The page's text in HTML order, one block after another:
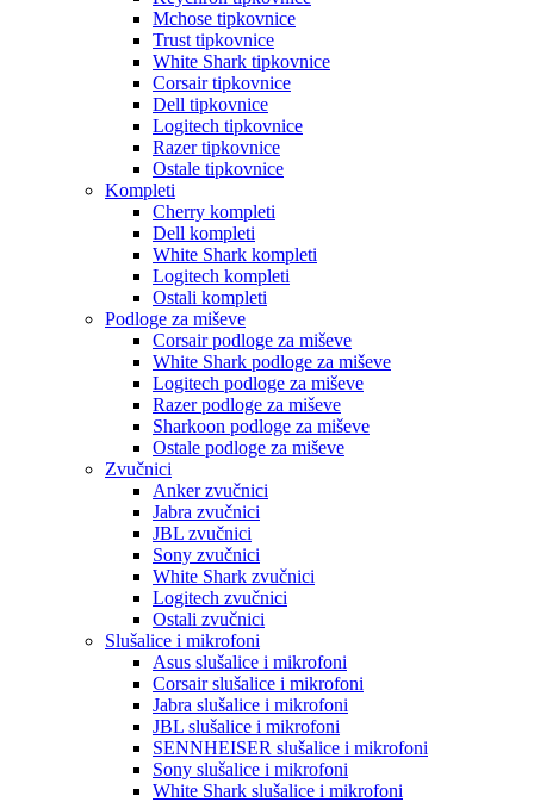
Mchose tipkovnice
Trust tipkovnice
White Shark tipkovnice
Corsair tipkovnice
Dell tipkovnice
Logitech tipkovnice
Razer tipkovnice
Ostale tipkovnice
Kompleti
Cherry kompleti
Dell kompleti
White Shark kompleti
Logitech kompleti
Ostali kompleti
Podloge za miševe
Corsair podloge za miševe
White Shark podloge za miševe
Logitech podloge za miševe
Razer podloge za miševe
Sharkoon podloge za miševe
Ostale podloge za miševe
Zvučnici
Anker zvučnici
Jabra zvučnici
JBL zvučnici
Sony zvučnici
White Shark zvučnici
Logitech zvučnici
Ostali zvučnici
Slušalice i mikrofoni
Asus slušalice i mikrofoni
Corsair slušalice i mikrofoni
Jabra slušalice i mikrofoni
JBL slušalice i mikrofoni
SENNHEISER slušalice i mikrofoni
Sony slušalice i mikrofoni
White Shark slušalice i mikrofoni